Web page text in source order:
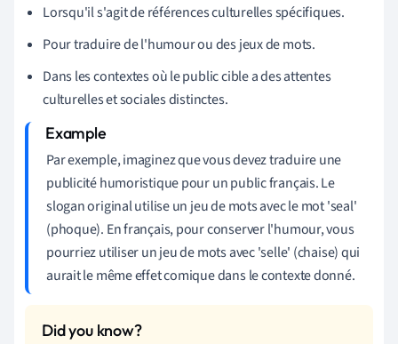
Lorsqu'il s'agit de références culturelles spécifiques.
Pour traduire de l'humour ou des jeux de mots.
Dans les contextes où le public cible a des attentes
culturelles et sociales distinctes.
Par exemple, imaginez que vous devez traduire une
publicité humoristique pour un public français. Le
slogan original utilise un jeu de mots avec le mot 'seal'
(phoque). En français, pour conserver l'humour, vous
pourriez utiliser un jeu de mots avec 'selle' (chaise) qui
aurait le même effet comique dans le contexte donné.